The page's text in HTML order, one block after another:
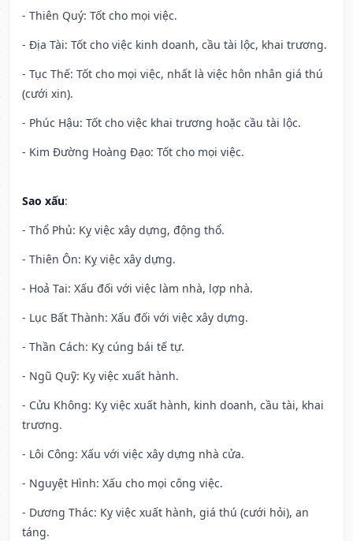
- Thiên Quý: Tốt cho mọi việc.
- Địa Tài: Tốt cho việc kinh doanh, cầu tài lộc, khai trương.
- Tục Thế: Tốt cho mọi việc, nhất là việc hôn nhân giá thú
(cưới xin).
- Phúc Hậu: Tốt cho việc khai trương hoặc cầu tài lộc.
- Kim Đường Hoàng Đạo: Tốt cho mọi việc.
Sao xấu:
- Thổ Phủ: Kỵ việc xây dựng, động thổ.
- Thiên Ôn: Kỵ việc xây dựng.
- Hoả Tai: Xấu đối với việc làm nhà, lợp nhà.
- Lục Bất Thành: Xấu đối với việc xây dựng.
- Thần Cách: Kỵ cúng bái tế tự.
- Ngũ Quỹ: Kỵ việc xuất hành.
- Cửu Không: Kỵ việc xuất hành, kinh doanh, cầu tài, khai
trương.
- Lôi Công: Xấu với việc xây dựng nhà cửa.
- Nguyệt Hình: Xấu cho mọi công việc.
- Dương Thác: Kỵ việc xuất hành, giá thú (cưới hỏi), an
táng.